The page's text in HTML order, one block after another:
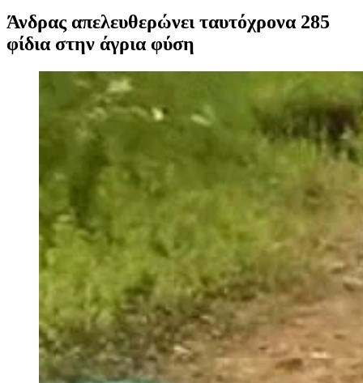
Άνδρας απελευθερώνει ταυτόχρονα 285
φίδια στην άγρια φύση